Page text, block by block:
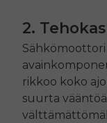
2.
rikkoo koko
suurta